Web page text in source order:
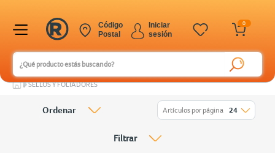
0
Iniciar
sesión
Código
Postal
SELLOS Y FOLIADORES
Ordenar Artículos por página 24
Filtrar